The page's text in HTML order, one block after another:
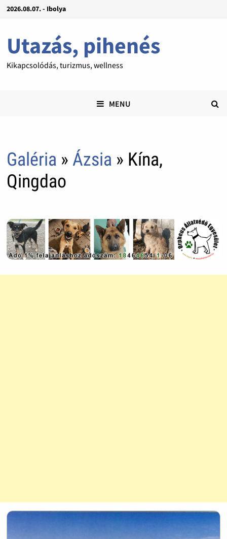
2026.08.07. - Ibolya
Utazás, pihenés
Kikapcsolódás, turizmus, wellness
MENU
Galéria » Ázsia » Kína,
Qingdao